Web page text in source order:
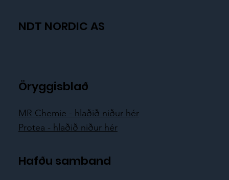
NDT NORDIC AS
Öryggisblað
MR Chemie - hlaðið niður hér
Protea - hlaðið niður hér
Hafðu samband